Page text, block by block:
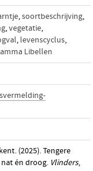
,soortbeschrijving,
,vegetatie,
, levenscyclus,
Libellen
(2025). Tengere
én droog. Vlinders,